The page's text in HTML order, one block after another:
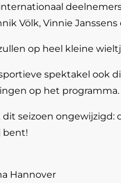
Völk, Vinnie Janssens
op heel kleine
spektakel ook
op het programma.
seizoen ongewijzigd:
bent!
Hannover